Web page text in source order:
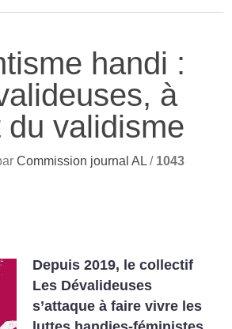
handi :
à
du validisme
Commission journal AL / 1043
Depuis 2019, le collectif
Les Dévalideuses
s’attaque à faire vivre les